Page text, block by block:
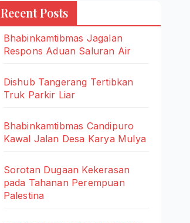
Recent Posts
Bhabinkamtibmas Jagalan
Respons Aduan Saluran Air
Dishub Tangerang Tertibkan
Truk Parkir Liar
Bhabinkamtibmas Candipuro
Kawal Jalan Desa Karya Mulya
Sorotan Dugaan Kekerasan
pada Tahanan Perempuan
Palestina